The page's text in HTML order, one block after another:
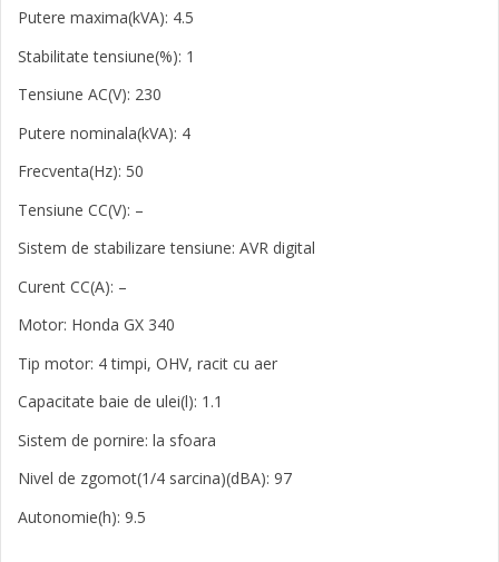
Putere maxima(kVA): 4.5
Stabilitate tensiune(%): 1
Tensiune AC(V): 230
Putere nominala(kVA): 4
Frecventa(Hz): 50
Tensiune CC(V): –
Sistem de stabilizare tensiune: AVR digital
Curent CC(A): –
Motor: Honda GX 340
Tip motor: 4 timpi, OHV, racit cu aer
Capacitate baie de ulei(l): 1.1
Sistem de pornire: la sfoara
Nivel de zgomot(1/4 sarcina)(dBA): 97
Autonomie(h): 9.5